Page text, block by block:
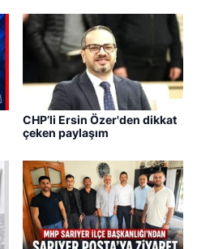
CHP’li Ersin Özer'den dikkat
çeken paylaşım